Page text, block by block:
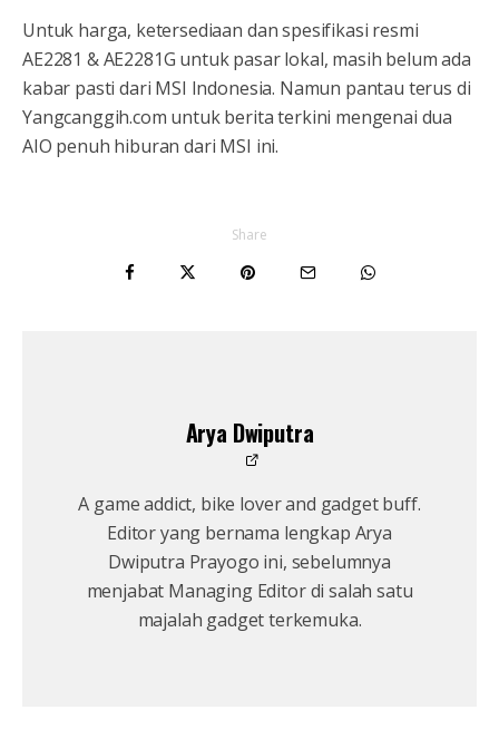
Untuk harga, ketersediaan dan spesifikasi resmi
AE2281 & AE2281G untuk pasar lokal, masih belum ada
kabar pasti dari MSI Indonesia. Namun pantau terus di
Yangcanggih.com untuk berita terkini mengenai dua
AIO penuh hiburan dari MSI ini.
Share
Arya Dwiputra
A game addict, bike lover and gadget buff.
Editor yang bernama lengkap Arya
Dwiputra Prayogo ini, sebelumnya
menjabat Managing Editor di salah satu
majalah gadget terkemuka.